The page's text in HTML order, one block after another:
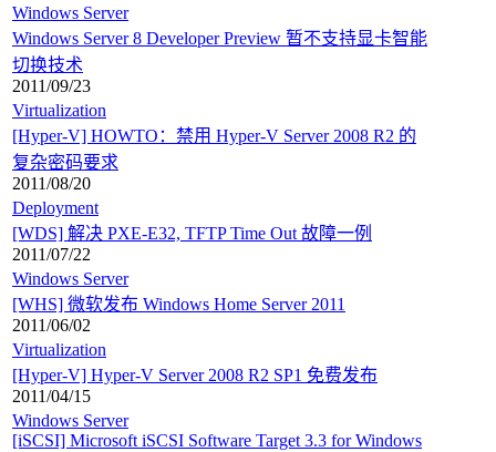
Windows Server
Windows Server 8 Developer Preview 暂不支持显卡智能
切换技术
2011/09/23
Virtualization
[Hyper-V] HOWTO：禁用 Hyper-V Server 2008 R2 的
复杂密码要求
2011/08/20
Deployment
[WDS] 解决 PXE-E32, TFTP Time Out 故障一例
2011/07/22
Windows Server
[WHS] 微软发布 Windows Home Server 2011
2011/06/02
Virtualization
[Hyper-V] Hyper-V Server 2008 R2 SP1 免费发布
2011/04/15
Windows Server
[iSCSI] Microsoft iSCSI Software Target 3.3 for Windows